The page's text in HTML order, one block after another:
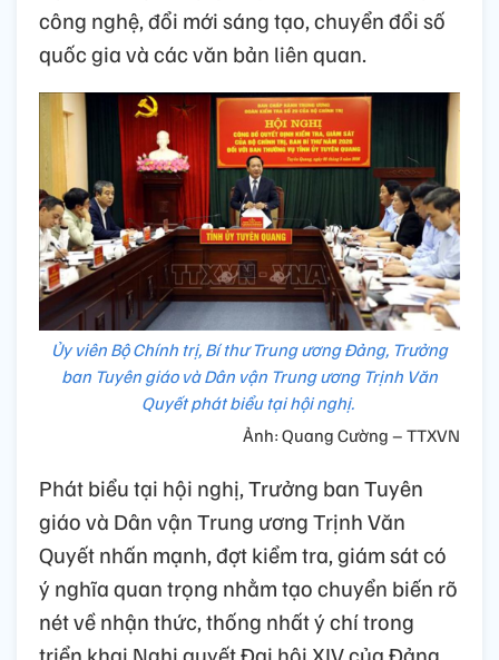
công nghệ, đổi mới sáng tạo, chuyển đổi số
quốc gia và các văn bản liên quan.
Ủy viên Bộ Chính trị, Bí thư Trung ương Đảng, Trưởng
ban Tuyên giáo và Dân vận Trung ương Trịnh Văn
Quyết phát biểu tại hội nghị.
Ảnh: Quang Cường – TTXVN
Phát biểu tại hội nghị, Trưởng ban Tuyên
giáo và Dân vận Trung ương Trịnh Văn
Quyết nhấn mạnh, đợt kiểm tra, giám sát có
ý nghĩa quan trọng nhằm tạo chuyển biến rõ
nét về nhận thức, thống nhất ý chí trong